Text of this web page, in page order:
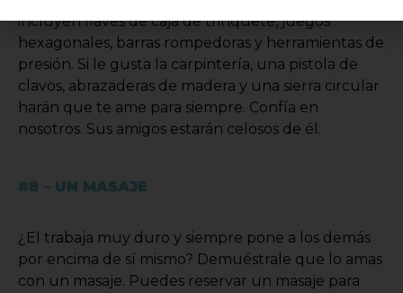
incluyen llaves de caja de trinquete, juegos
hexagonales, barras rompedoras y herramientas de
presión. Si le gusta la carpintería, una pistola de
clavos, abrazaderas de madera y una sierra circular
harán que te ame para siempre. Confía en
nosotros. Sus amigos estarán celosos de él.
#8 – UN MASAJE
¿El trabaja muy duro y siempre pone a los demás
por encima de sí mismo? Demuéstrale que lo amas
con un masaje. Puedes reservar un masaje para